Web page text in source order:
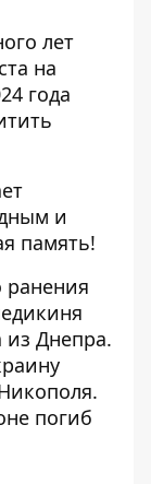
лет
на
года
и
память!
ранения
из Днепра.
.
погиб